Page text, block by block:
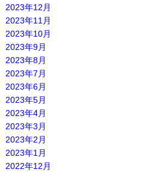
2023年12月
2023年11月
2023年10月
2023年9月
2023年8月
2023年7月
2023年6月
2023年5月
2023年4月
2023年3月
2023年2月
2023年1月
2022年12月